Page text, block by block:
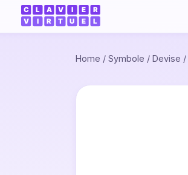
Home / Symbole / Devise /